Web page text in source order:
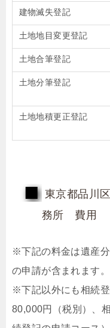
建物滅失登記
土地地目変更登記
土地合筆登記
土地分筆登記
土地地積更正登記
東京都品
務所 費用
※下記の料金は遺産
の申請が含まれます。
※下記以外にも相続登
80,000円（税別）、